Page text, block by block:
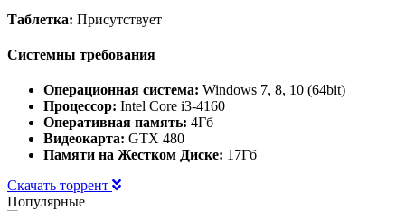
Таблетка: Присутствует
Системны требования
Операционная система: Windows 7, 8, 10 (64bit)
Процессор: Intel Core i3-4160
Оперативная память: 4Гб
Видеокарта: GTX 480
Памяти на Жестком Диске: 17Гб
Скачать торрент
Популярные